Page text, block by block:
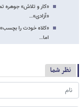
«کار و تلاش» جوهره
«آزادی»…
«کلاه خودت را بچسب»
اما…
نظر شما